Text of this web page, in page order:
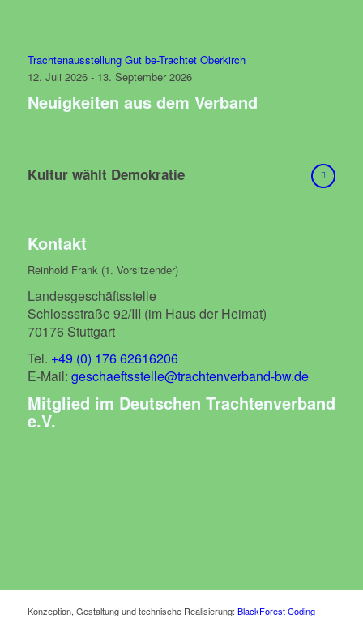
Trachtenausstellung Gut be-Trachtet Oberkirch
12. Juli 2026 - 13. September 2026
Neuigkeiten aus dem Verband
Kultur wählt Demokratie
Kontakt
Reinhold Frank (1. Vorsitzender)
Landesgeschäftsstelle
Schlossstraße 92/III (im Haus der Heimat)
70176 Stuttgart
Tel. +49 (0) 176 62616206
E-Mail: geschaeftsstelle@trachtenverband-bw.de
Mitglied im Deutschen Trachtenverband
e.V.
Konzeption, Gestaltung und technische Realisierung: BlackForest Coding